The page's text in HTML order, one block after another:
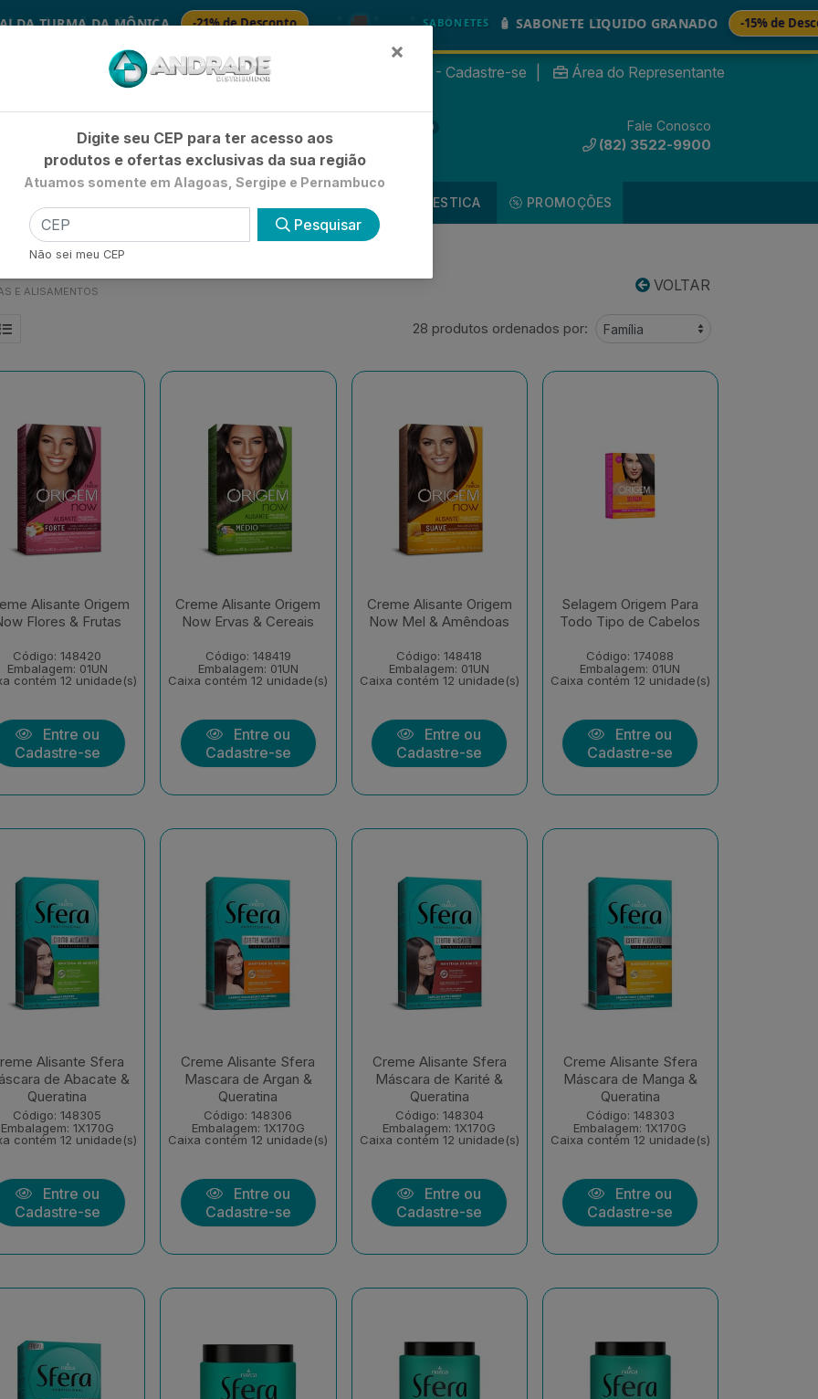
DA MÔNICA -21% de Desconto 🚚 SABONETES 🧴 SABONETE LIQUIDO GRANADO -15% de Desconto
Já é cliente? - Entrar Não é cliente? - Cadastre-se Área do Representante
0 Fale Conosco
(82) 3522-9900
UTILIDADE DOMESTICA PROMOÇÕES
VOLTAR
E ALISAMENTOS
28 produtos ordenados por:
Alisante Origem
Flores & Frutas
Código: 148420
Embalagem: 01UN
contém 12 unidade(s)
Entre ou
Cadastre-se
Creme Alisante Origem
Now Ervas & Cereais
Código: 148419
Embalagem: 01UN
Caixa contém 12 unidade(s)
Entre ou
Cadastre-se
Creme Alisante Origem
Now Mel & Amêndoas
Código: 148418
Embalagem: 01UN
Caixa contém 12 unidade(s)
Entre ou
Cadastre-se
Selagem Origem Para
Todo Tipo de Cabelos
Código: 174088
Embalagem: 01UN
Caixa contém 12 unidade(s)
Entre ou
Cadastre-se
Alisante Sfera
de Abacate &
Queratina
Código: 148305
Embalagem: 1X170G
contém 12 unidade(s)
Entre ou
Cadastre-se
Creme Alisante Sfera
Mascara de Argan &
Queratina
Código: 148306
Embalagem: 1X170G
Caixa contém 12 unidade(s)
Entre ou
Cadastre-se
Creme Alisante Sfera
Máscara de Karité &
Queratina
Código: 148304
Embalagem: 1X170G
Caixa contém 12 unidade(s)
Entre ou
Cadastre-se
Creme Alisante Sfera
Máscara de Manga &
Queratina
Código: 148303
Embalagem: 1X170G
Caixa contém 12 unidade(s)
Entre ou
Cadastre-se
×
Digite seu CEP para ter acesso aos
produtos e ofertas exclusivas da sua região
Atuamos somente em Alagoas, Sergipe e Pernambuco
Pesquisar
Não sei meu CEP